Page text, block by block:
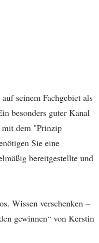
seinem Fachgebiet als
besonders guter Kanal
dem "Prinzip
Sie eine
bereitgestellte und
Wissen verschenken –
gewinnen“ von Kerstin